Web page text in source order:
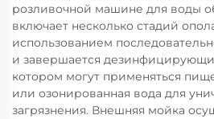
розливочной машине для воды
включает несколько стадий
использованием
и завершается
котором могут применяться
или озонированная вода для
загрязнения. Внешняя мойка